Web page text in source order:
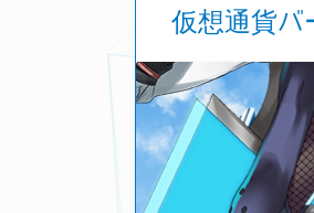
仮想通貨バ